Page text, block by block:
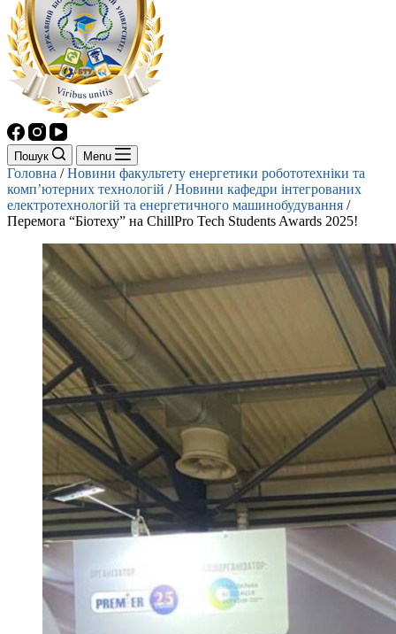
Пошук Menu
Головна /Новини факультету енергетики робототехніки та
комп’ютерних технологій /Новини кафедри інтегрованих
електротехнологій та енергетичного машинобудування /
Перемога “Біотеху” на ChillPro Tech Students Awards 2025!